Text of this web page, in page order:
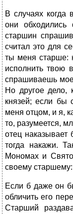
В случаях когда
они обходились
старшин
считал это для
ты меня старше:
исполнить твою
спрашиваешь
Но другое дело,
князей; если бы
меня отцом, и я,
то, разумеется,
отец
тогда накажи.
Мономах и
своему
Если б даже он
обличить его
Старший